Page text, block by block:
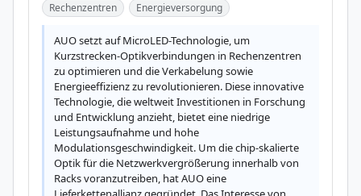
Rechenzentren
Energieversorgung
AUO setzt auf MicroLED-Technologie, um
Kurzstrecken-Optikverbindungen in Rechenzentren
zu optimieren und die Verkabelung sowie
Energieeffizienz zu revolutionieren. Diese innovative
Technologie, die weltweit Investitionen in Forschung
und Entwicklung anzieht, bietet eine niedrige
Leistungsaufnahme und hohe
Modulationsgeschwindigkeit. Um die chip-skalierte
Optik für die Netzwerkvergrößerung innerhalb von
Racks voranzutreiben, hat AUO eine